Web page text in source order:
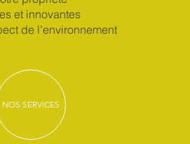
et innovantes
de l’environnement
NOS SERVICES